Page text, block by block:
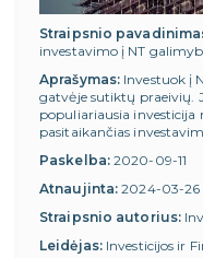
Straipsnio
investavimo į NT
Aprašymas: Investuok į
gatvėje sutiktų praeivių.
populiariausia investicija
pasitaikančias
Paskelba: 2020-09-11
Atnaujinta: 2024-03-26
Straipsnio autorius:
Leidėjas: Investicijos ir